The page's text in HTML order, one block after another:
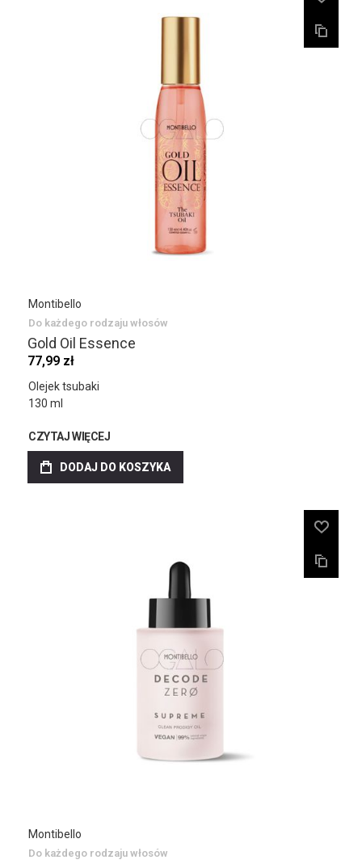
Montibello
Do każdego rodzaju włosów
Gold Oil Essence
77,99 zł
Olejek tsubaki
130 ml
CZYTAJ WIĘCEJ
DODAJ DO KOSZYKA
Montibello
Do każdego rodzaju włosów